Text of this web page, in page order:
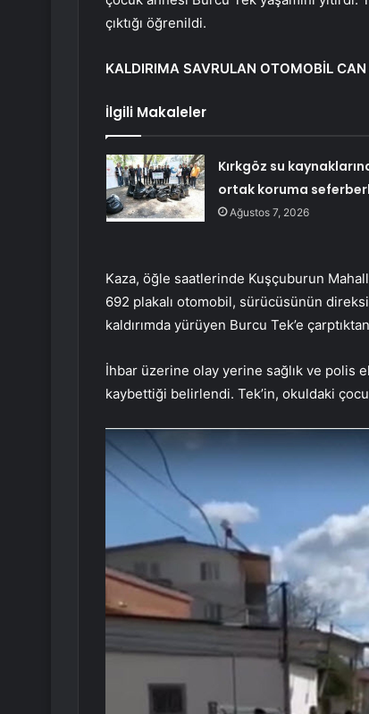
çıktığı öğrenildi.
KALDIRIMA SAVRULAN OTOMOBİL CAN
İlgili Makaleler
Kırkgöz su
ortak koruma
Ağustos 7, 2026
Kaza, öğle saatlerinde Kuşçuburun
692 plakalı otomobil, sürücüsünün
kaldırımda yürüyen Burcu Tek’e
İhbar üzerine olay yerine sağlık ve polis
kaybettiği belirlendi. Tek’in, okuldaki